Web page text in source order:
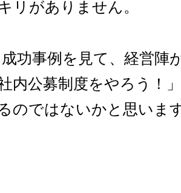
リがありません。
功事例を見て、経営陣
内公募制度をやろう！
のではないかと思いま